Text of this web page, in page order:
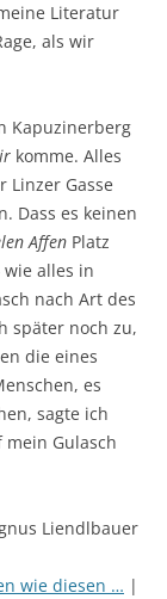
Literatur
als wir
Kapuzinerberg
komme. Alles
Linzer Gasse
Dass es keinen
Affen Platz
alles in
nach Art des
später noch zu,
die eines
es
sagte ich
Gulasch
Liendlbauer
wie diesen … |